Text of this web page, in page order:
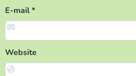
E-mail*
Website